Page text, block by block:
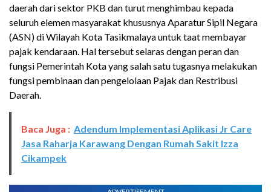
daerah dari sektor PKB dan turut menghimbau kepada
seluruh elemen masyarakat khususnya Aparatur Sipil Negara
(ASN) di Wilayah Kota Tasikmalaya untuk taat membayar
pajak kendaraan. Hal tersebut selaras dengan peran dan
fungsi Pemerintah Kota yang salah satu tugasnya melakukan
fungsi pembinaan dan pengelolaan Pajak dan Restribusi
Daerah.
Baca Juga : Adendum Implementasi Aplikasi Jr Care
Jasa Raharja Karawang Dengan Rumah Sakit Izza
Cikampek